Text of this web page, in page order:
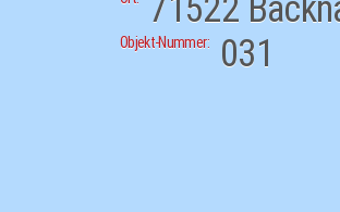
71522
Objekt-Nummer: 031